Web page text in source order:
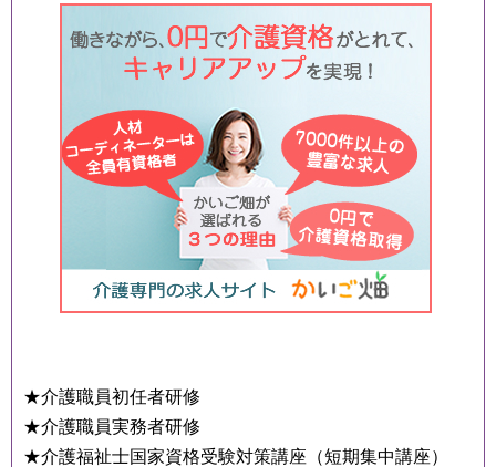
★介護職員初任者研修
★介護職員実務者研修
★介護福祉士国家資格受験対策講座（短期集中講座）